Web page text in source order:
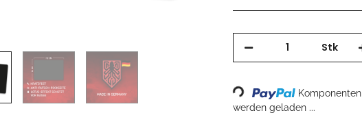
Stk
Loading...
Komponenten
werden geladen ...